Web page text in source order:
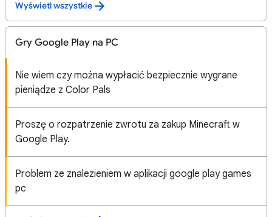
Wyświetl wszystkie
Gry Google Play na PC
Nie wiem czy można wypłacić bezpiecznie wygrane
pieniądze z Color Pals
Proszę o rozpatrzenie zwrotu za zakup Minecraft w
Google Play.
Problem ze znalezieniem w aplikacji google play games
pc